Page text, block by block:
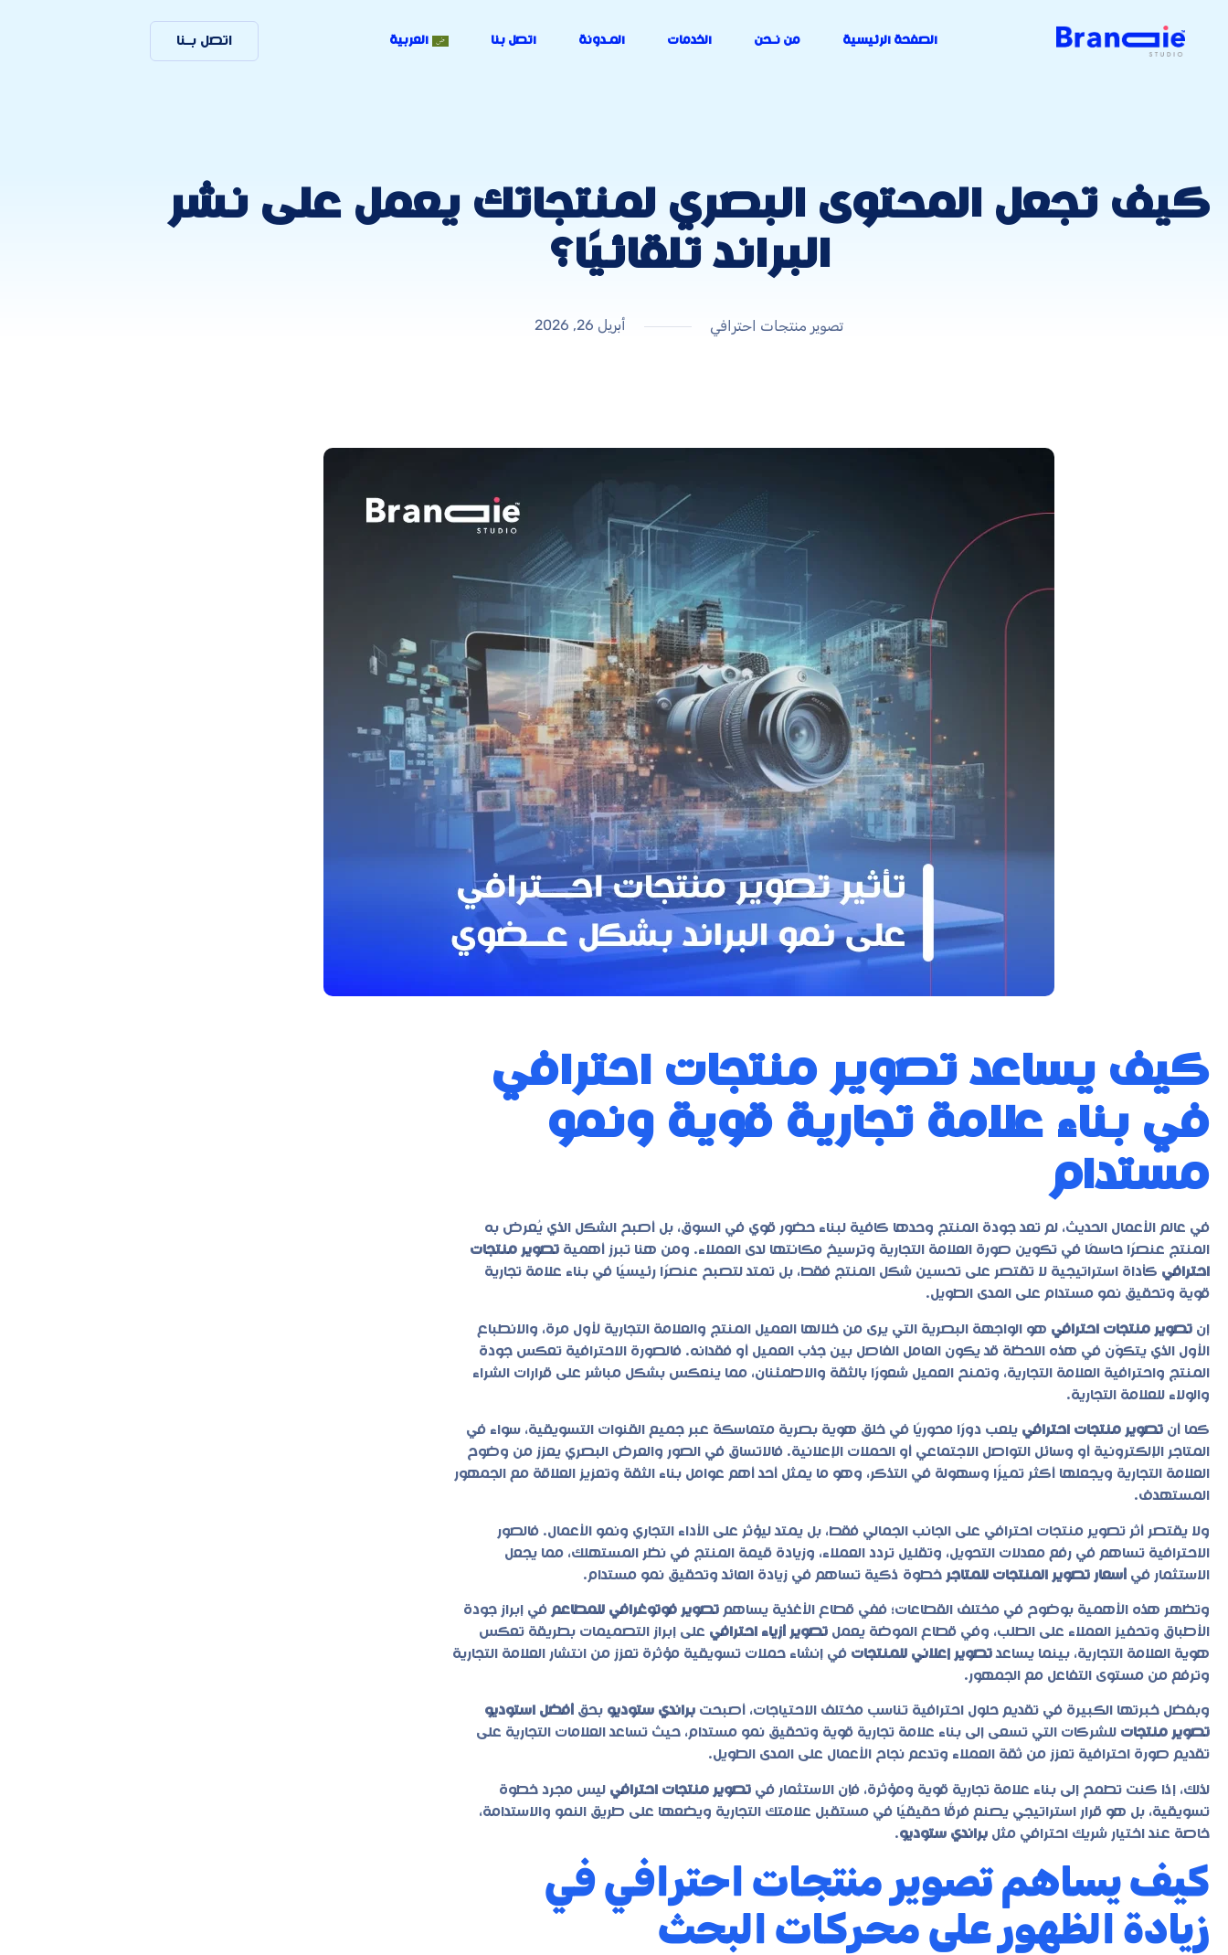
الصفحة الرئيسية من نـحن الخدمات المـدونة اتصل بنا العربية اتصل بـنا
كيف تجعل المحتوى البصري لمنتجاتك يعمل على نشر
البراند تلقائيًا؟
تصوير منتجات احترافي أبريل 26, 2026
كيف يساعد تصوير منتجات احترافي
في بناء علامة تجارية قوية ونمو
مستدام
في عالم الأعمال الحديث، لم تعد جودة المنتج وحدها كافية لبناء حضور قوي في السوق، بل أصبح الشكل الذي يُعرض به
المنتج عنصرًا حاسمًا في تكوين صورة العلامة التجارية وترسيخ مكانتها لدى العملاء. ومن هنا تبرز أهمية تصوير منتجات
احترافي كأداة استراتيجية لا تقتصر على تحسين شكل المنتج فقط، بل تمتد لتصبح عنصرًا رئيسيًا في بناء علامة تجارية
قوية وتحقيق نمو مستدام على المدى الطويل.
إن تصوير منتجات احترافي هو الواجهة البصرية التي يرى من خلالها العميل المنتج والعلامة التجارية لأول مرة، والانطباع
الأول الذي يتكوّن في هذه اللحظة قد يكون العامل الفاصل بين جذب العميل أو فقدانه. فالصورة الاحترافية تعكس جودة
المنتج واحترافية العلامة التجارية، وتمنح العميل شعورًا بالثقة والاطمئنان، مما ينعكس بشكل مباشر على قرارات الشراء
والولاء للعلامة التجارية.
كما أن تصوير منتجات احترافي يلعب دورًا محوريًا في خلق هوية بصرية متماسكة عبر جميع القنوات التسويقية، سواء في
المتاجر الإلكترونية أو وسائل التواصل الاجتماعي أو الحملات الإعلانية. فالاتساق في الصور والعرض البصري يعزز من وضوح
العلامة التجارية ويجعلها أكثر تميزًا وسهولة في التذكر، وهو ما يمثل أحد أهم عوامل بناء الثقة وتعزيز العلاقة مع الجمهور
المستهدف.
ولا يقتصر أثر تصوير منتجات احترافي على الجانب الجمالي فقط، بل يمتد ليؤثر على الأداء التجاري ونمو الأعمال. فالصور
الاحترافية تساهم في رفع معدلات التحويل، وتقليل تردد العملاء، وزيادة قيمة المنتج في نظر المستهلك، مما يجعل
الاستثمار في أسعار تصوير المنتجات للمتاجر خطوة ذكية تساهم في زيادة العائد وتحقيق نمو مستدام.
وتظهر هذه الأهمية بوضوح في مختلف القطاعات؛ ففي قطاع الأغذية يساهم تصوير فوتوغرافي للمطاعم في إبراز جودة
الأطباق وتحفيز العملاء على الطلب، وفي قطاع الموضة يعمل تصوير أزياء احترافي على إبراز التصميمات بطريقة تعكس
هوية العلامة التجارية، بينما يساعدتصوير إعلاني للمنتجات في إنشاء حملات تسويقية مؤثرة تعزز من انتشار العلامة التجارية
وترفع من مستوى التفاعل مع الجمهور.
وبفضل خبرتها الكبيرة في تقديم حلول احترافية تناسب مختلف الاحتياجات، أصبحت براندي ستوديو بحق أفضل استوديو
تصوير منتجات للشركات التي تسعى إلى بناء علامة تجارية قوية وتحقيق نمو مستدام، حيث تساعد العلامات التجارية على
تقديم صورة احترافية تعزز من ثقة العملاء وتدعم نجاح الأعمال على المدى الطويل.
لذلك، إذا كنت تطمح إلى بناء علامة تجارية قوية ومؤثرة، فإن الاستثمار في تصوير منتجات احترافي ليس مجرد خطوة
تسويقية، بل هو قرار استراتيجي يصنع فرقًا حقيقيًا في مستقبل علامتك التجارية ويضعها على طريق النمو والاستدامة،
خاصة عند اختيار شريك احترافي مثل براندي ستوديو.
كيف يساهم تصوير منتجات احترافي في
زيادة الظهور على محركات البحث